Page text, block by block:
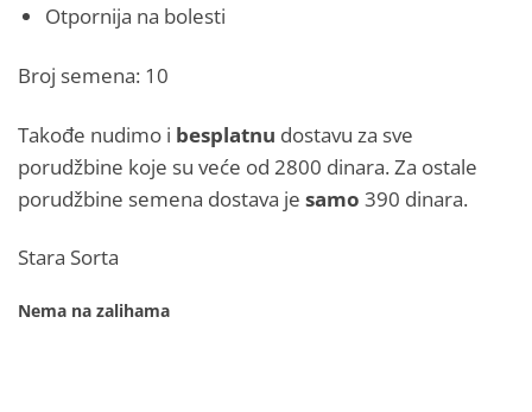
Otpornija na bolesti
Broj semena: 10
Takođe nudimo i besplatnu dostavu za sve
porudžbine koje su veće od 2800 dinara. Za ostale
porudžbine semena dostava je samo 390 dinara.
Stara Sorta
Nema na zalihama